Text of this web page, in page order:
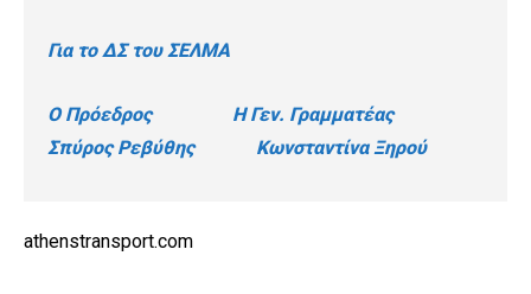
Για το ΔΣ του ΣΕΛΜΑ
Ο Πρόεδρος Η Γεν. Γραμματέας
Σπύρος Ρεβύθης Κωνσταντίνα Ξηρού
athenstransport.com